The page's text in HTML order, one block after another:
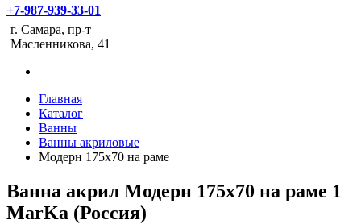
+7-987-939-33-01
г. Самара, пр-т
Масленникова, 41
Главная
Каталог
Ванны
Ванны акриловые
Модерн 175х70 на раме
Ванна акрил Модерн 175х70 на раме 1
MarKa (Россия)